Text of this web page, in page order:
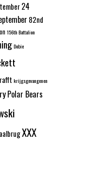
24
82nd
156th Battalion
Dobie
krijgsgevangenen
Polar Bears
XXX